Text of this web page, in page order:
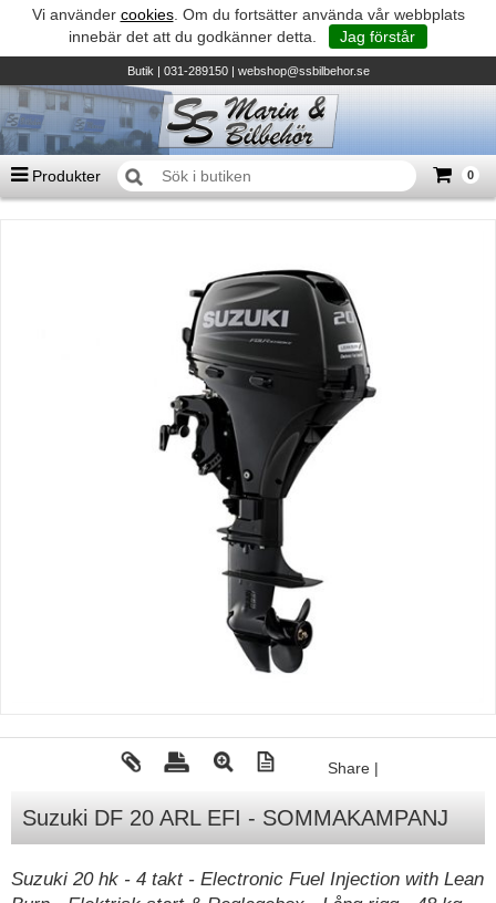
Vi använder cookies. Om du fortsätter använda vår webbplats
innebär det att du godkänner detta.
Jag förstår
Butik| 031-289150 | webshop@ssbilbehor.se
Produkter 0
TILL KASSAN
HonWave - Gummibåtar
Mercury Servicedelar
Lowrance
Humminbird
Share |
Suzuki DF 20 ARL EFI - SOMMAKAMPANJ
Suzuki 20 hk - 4 takt - Electronic Fuel Injection with Lean